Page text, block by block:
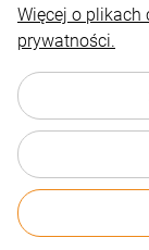
netto
© 2026
Więcej o plikach
prywatności.